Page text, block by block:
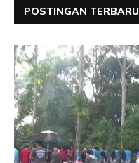
POSTINGAN TERBARU